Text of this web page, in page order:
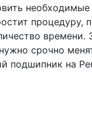
процедуру,
времени.
срочно
подшипник на